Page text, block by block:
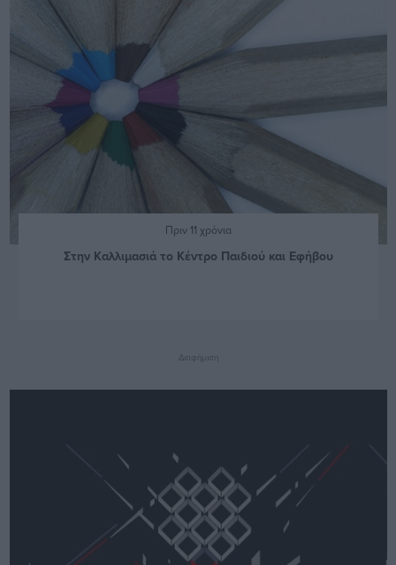
Πριν 11 χρόνια
Στην Καλλιμασιά το Κέντρο Παιδιού και Εφήβου
Διαφήμιση